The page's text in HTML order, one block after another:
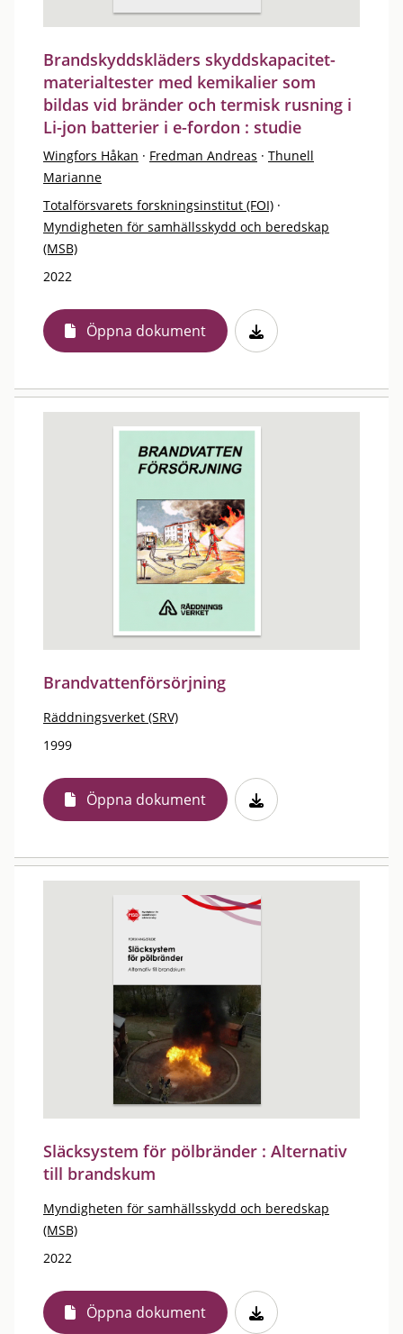
Brandskyddskläders skyddskapacitet-
materialtester med kemikalier som
bildas vid bränder och termisk rusning i
Li-jon batterier i e-fordon : studie
Wingfors Håkan · Fredman Andreas · Thunell
Marianne
Totalförsvarets forskningsinstitut (FOI) ·
Myndigheten för samhällsskydd och beredskap
(MSB)
2022
Öppna dokument
Brandvattenförsörjning
Räddningsverket (SRV)
1999
Öppna dokument
Släcksystem för pölbränder : Alternativ
till brandskum
Myndigheten för samhällsskydd och beredskap
(MSB)
2022
Öppna dokument